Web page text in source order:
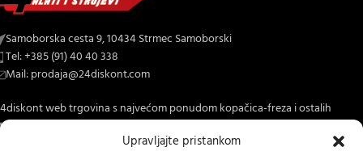
Upravljajte pristankom
Samoborska cesta 9, 10434 Strmec Samoborski
Tel: +385 (91) 40 40 338
Mail: prodaja@24diskont.com
web trgovina s najvećom ponudom kopačica-freza i ostalih
za dom i vrt.